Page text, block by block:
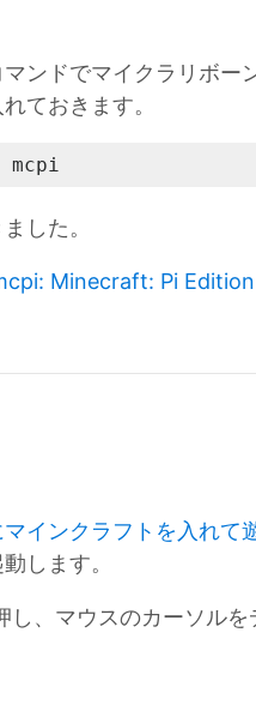
ンドでマイクラリボ
ておきます。
した。
Minecraft: Pi
インクラフトを入れて
します。
し、マウスのカーソル